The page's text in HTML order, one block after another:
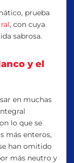
prueba
, con cuya
sabrosa.
y el
en muchas
lo que se
más enteros,
han omitido
más neutro y